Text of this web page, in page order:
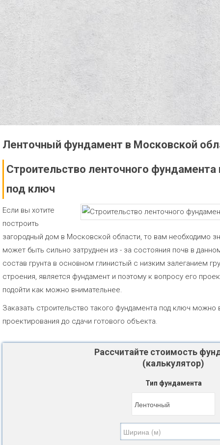
Ленточный фундамент в Московской
Строительство ленточного
под ключ
Если вы хотите
построить
загородный дом в Московской области, то вам необходимо
может быть сильно затруднен из - за состояния почв в
состав грунта в основном глинистый с низким залеганием
строения, является фундамент и поэтому к вопросу его
подойти как можно внимательнее.
Заказать строительство такого фундамента под ключ можно
проектирования до сдачи готового объекта.
Рассчитайте стоимость
(калькулятор)
Тип фундамента